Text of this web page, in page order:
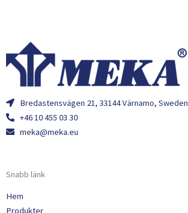
Bredastensvägen 21, 33144 Värnamo, Sweden
+46 10 455 03 30
meka@meka.eu
Snabb länk
Hem
Produkter